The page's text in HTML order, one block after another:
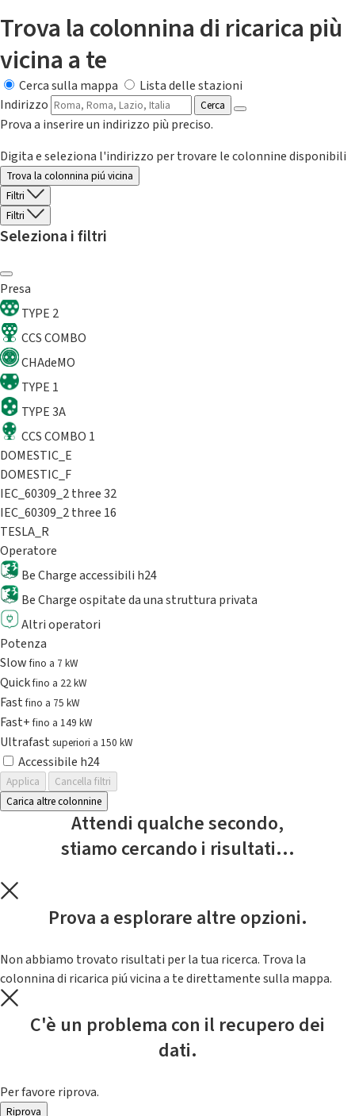
Trova la colonnina di ricarica più
vicina a te
Cerca sulla mappa
Lista delle stazioni
Indirizzo
Cerca
Prova a inserire un indirizzo più preciso.
Digita e seleziona l'indirizzo per trovare le colonnine disponibili
Trova la colonnina piú vicina
Filtri
Filtri
Seleziona i filtri
Presa
TYPE 2
CCS COMBO
CHAdeMO
TYPE 1
TYPE 3A
CCS COMBO 1
DOMESTIC_E
DOMESTIC_F
IEC_60309_2 three 32
IEC_60309_2 three 16
TESLA_R
Operatore
Be Charge accessibili h24
Be Charge ospitate da una struttura privata
Altri operatori
Potenza
Slowfino a 7 kW
Quickfino a 22 kW
Fastfino a 75 kW
Fast+fino a 149 kW
Ultrafast superiori a 150 kW
Accessibile h24
Applica
Cancella filtri
Carica altre colonnine
Attendi qualche secondo,
stiamo cercando i risultati...
Prova a esplorare altre opzioni.
Non abbiamo trovato risultati per la tua ricerca. Trova la
colonnina di ricarica piú vicina a te direttamente sulla mappa.
C'è un problema con il recupero dei
dati.
Per favore riprova.
Riprova